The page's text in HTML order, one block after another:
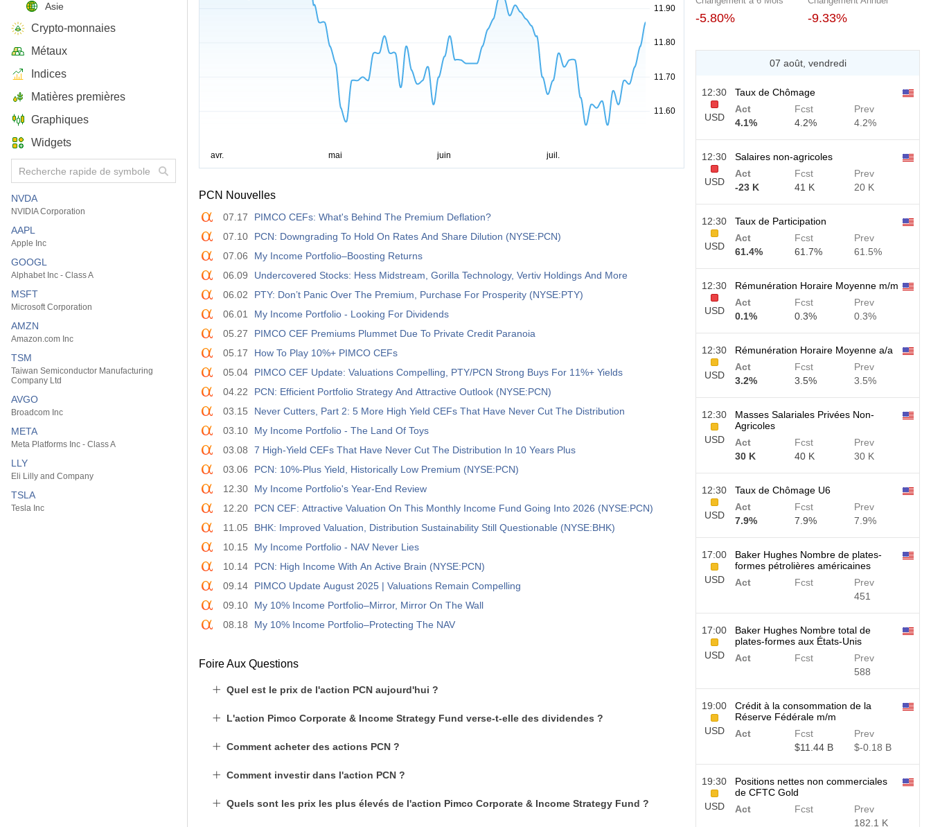
Asie
Crypto-monnaies
Métaux
Indices
Matières premières
Graphiques
Widgets
NVDA
NVIDIA Corporation
AAPL
Apple Inc
GOOGL
Alphabet Inc - Class A
MSFT
Microsoft Corporation
AMZN
Amazon.com Inc
TSM
Taiwan Semiconductor Manufacturing
Company Ltd
AVGO
Broadcom Inc
META
Meta Platforms Inc - Class A
LLY
Eli Lilly and Company
TSLA
Tesla Inc
PCN Nouvelles
07.17
PIMCO CEFs: What's Behind The Premium Deflation?
07.10
PCN: Downgrading To Hold On Rates And Share Dilution (NYSE:PCN)
07.06
My Income Portfolio–Boosting Returns
06.09
Undercovered Stocks: Hess Midstream, Gorilla Technology, Vertiv Holdings And More
06.02
PTY: Don’t Panic Over The Premium, Purchase For Prosperity (NYSE:PTY)
06.01
My Income Portfolio - Looking For Dividends
05.27
PIMCO CEF Premiums Plummet Due To Private Credit Paranoia
05.17
How To Play 10%+ PIMCO CEFs
05.04
PIMCO CEF Update: Valuations Compelling, PTY/PCN Strong Buys For 11%+ Yields
04.22
PCN: Efficient Portfolio Strategy And Attractive Outlook (NYSE:PCN)
03.15
Never Cutters, Part 2: 5 More High Yield CEFs That Have Never Cut The Distribution
03.10
My Income Portfolio - The Land Of Toys
03.08
7 High-Yield CEFs That Have Never Cut The Distribution In 10 Years Plus
03.06
PCN: 10%-Plus Yield, Historically Low Premium (NYSE:PCN)
12.30
My Income Portfolio's Year-End Review
12.20
PCN CEF: Attractive Valuation On This Monthly Income Fund Going Into 2026 (NYSE:PCN)
11.05
BHK: Improved Valuation, Distribution Sustainability Still Questionable (NYSE:BHK)
10.15
My Income Portfolio - NAV Never Lies
10.14
PCN: High Income With An Active Brain (NYSE:PCN)
09.14
PIMCO Update August 2025 | Valuations Remain Compelling
09.10
My 10% Income Portfolio–Mirror, Mirror On The Wall
08.18
My 10% Income Portfolio–Protecting The NAV
Foire Aux Questions
Quel est le prix de l'action PCN aujourd'hui ?
L'action Pimco Corporate & Income Strategy Fund verse-t-elle des dividendes ?
Comment acheter des actions PCN ?
Comment investir dans l'action PCN ?
Quels sont les prix les plus élevés de l'action Pimco Corporate & Income Strategy Fund ?
-5.80% -9.33%
07 août, vendredi
12:30
USD
Taux de Chômage
Act
4.1%
Fcst
4.2%
Prev
4.2%
12:30
USD
Salaires non-agricoles
Act
-23 K
Fcst
41 K
Prev
20 K
12:30
USD
Taux de Participation
Act
61.4%
Fcst
61.7%
Prev
61.5%
12:30
USD
Rémunération Horaire Moyenne m/m
Act
0.1%
Fcst
0.3%
Prev
0.3%
12:30
USD
Rémunération Horaire Moyenne a/a
Act
3.2%
Fcst
3.5%
Prev
3.5%
12:30
USD
Masses Salariales Privées Non-
Agricoles
Act
30 K
Fcst
40 K
Prev
30 K
12:30
USD
Taux de Chômage U6
Act
7.9%
Fcst
7.9%
Prev
7.9%
17:00
USD
Baker Hughes Nombre de plates-
formes pétrolières américaines
Act
Fcst
Prev
451
17:00
USD
Baker Hughes Nombre total de
plates-formes aux États-Unis
Act
Fcst
Prev
588
19:00
USD
Crédit à la consommation de la
Réserve Fédérale m/m
Act
Fcst
$​11.44 B
Prev
$​-0.18 B
19:30
USD
Positions nettes non commerciales
de CFTC Gold
Act
Fcst
Prev
182.1 K